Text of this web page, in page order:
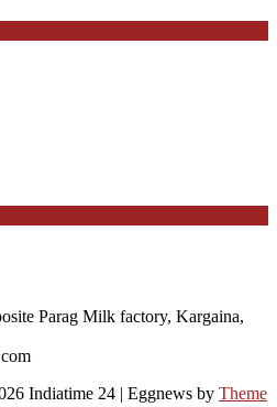
Parag Milk factory, Kargaina,
Indiatime 24 | Eggnews by Theme